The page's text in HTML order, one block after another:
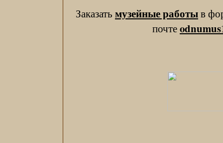
Заказать музейные работыв
почте